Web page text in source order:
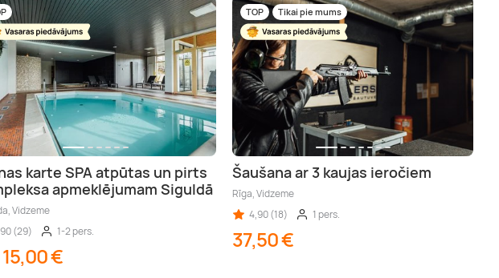
karte SPA atpūtas un pirts
apmeklējumam Siguldā
Vidzeme
(29)
1-2 pers.
€
TOP Tikai pie mums
Šaušana ar 3 kaujas ieročiem
Rīga, Vidzeme
4,90 (18)
1 pers.
37,50 €